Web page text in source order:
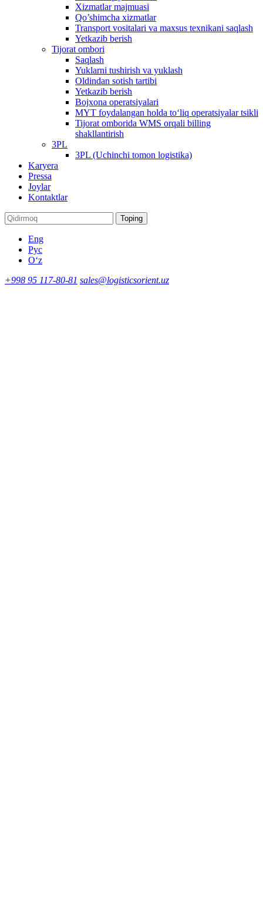
Xizmatlar majmuasi
Qo’shimcha xizmatlar
Transport vositalari va maxsus texnikani saqlash
Yetkazib berish
Tijorat ombori
Saqlash
Yuklarni tushirish va yuklash
Oldindan sotish tartibi
Yetkazib berish
Bojxona operatsiyalari
MYT foydalangan holda to‘liq operatsiyalar tsikli
Tijorat omborida WMS orqali billing
shakllantirish
3PL
3PL (Uchinchi tomon logistika)
Karyera
Pressa
Joylar
Kontaktlar
Toping
Eng
Рус
Oʻz
+998 95 117-80-81 sales@logisticsorient.uz